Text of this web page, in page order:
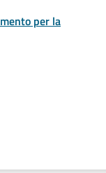
per la